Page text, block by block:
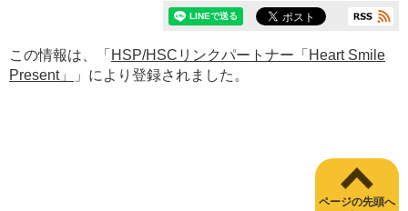
この情報は、「 HSP/HSCリンクパートナー「Heart Smile
Present」
」により登録されました。
ページの先頭へ